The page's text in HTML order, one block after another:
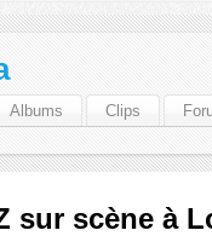
Albums Clips
sur scène à